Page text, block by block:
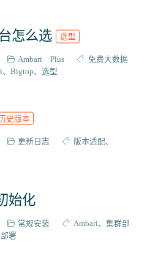
31
怎么选 选型
Ambari Plus
免费大数据
Bigtop 选型
史版本
更新日志
版本适配
始化
常规安装 Ambari
集群部
署